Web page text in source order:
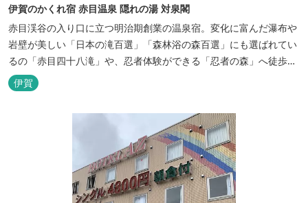
伊賀のかくれ宿 赤目温泉 隠れの湯 対泉閣
赤目渓谷の入り口に立つ明治期創業の温泉宿。変化に富んだ瀑布や
岩壁が美しい「日本の滝百選」「森林浴の森百選」にも選ばれてい
るの「赤目四十八滝」や、忍者体験ができる「忍者の森」へ徒歩５
分と観光にも好立地です。 地下１０００メートルから湧くアルカリ
性単純温泉はしっとり滑らかな肌触りで美肌効果も期待できます。
伊賀